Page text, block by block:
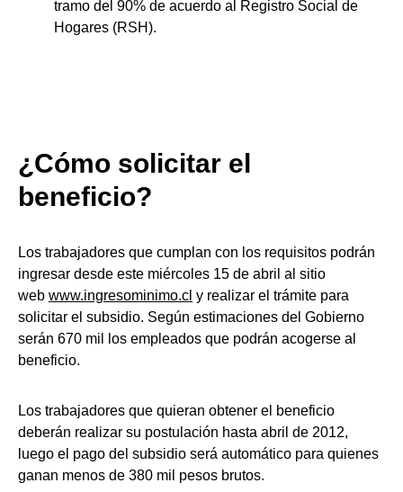
tramo del 90% de acuerdo al Registro Social de
Hogares (RSH).
¿Cómo solicitar el
beneficio?
Los trabajadores que cumplan con los requisitos podrán
ingresar desde este miércoles 15 de abril al sitio
web www.ingresominimo.cl y realizar el trámite para
solicitar el subsidio. Según estimaciones del Gobierno
serán 670 mil los empleados que podrán acogerse al
beneficio.
Los trabajadores que quieran obtener el beneficio
deberán realizar su postulación hasta abril de 2012,
luego el pago del subsidio será automático para quienes
ganan menos de 380 mil pesos brutos.